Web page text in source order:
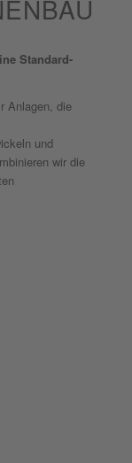
Standard-
Anlagen, die
und
wir die